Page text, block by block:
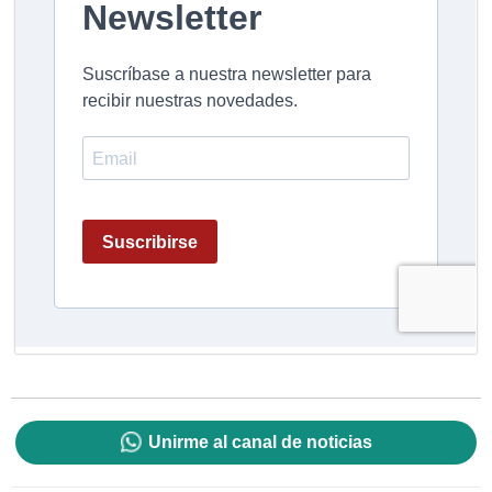
Unirme al canal de noticias